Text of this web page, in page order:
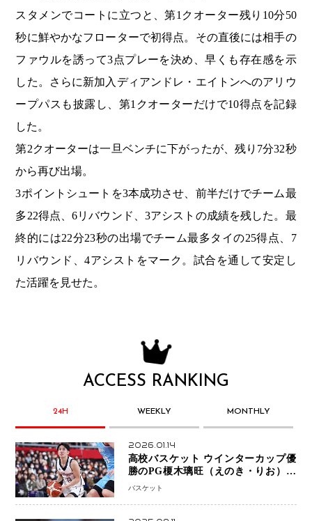
スタメンでコートに立つと、第1クオーター残り10分50
秒に鮮やかなフローターで初得点。その直後には相手の
ファウルを誘って3点プレーを決め、早くも存在感を示
した。さらに新加入ディアンドレ・エイトンへのアリウ
ープパスも披露し、第1クオーターだけで10得点を記録
した。
第2クオーターは一旦ベンチに下がったが、残り7分32秒
から再び出場。
3ポイントシュートを3本成功させ、前半だけでチーム最
多22得点、6リバウンド、3アシストの成績を残した。最
終的には22分23秒の出場でチーム最多タイの25得点、7
リバウンド、4アシストをマーク。試合を通して安定し
た活躍を見せた。
ACCESS RANKING
24H WEEKLY MONTHLY
2026.01.14
高校バスケット ウインターカップ優
勝のPG榎木璃旺（えのき・りお）が
プロの現場へ―。
バスケット